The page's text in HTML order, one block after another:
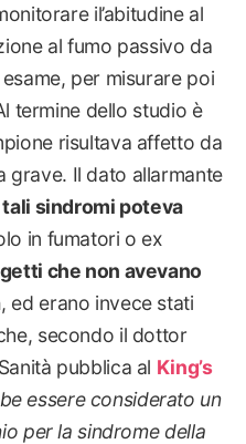
il’abitudine al
al fumo passivo da
per misurare poi
termine dello studio è
risultava affetto da
grave. Il dato allarmante
sindromi poteva
in fumatori o ex
che non avevano
, ed erano invece stati
secondo il dottor
pubblica al King’s
essere considerato un
per la sindrome della